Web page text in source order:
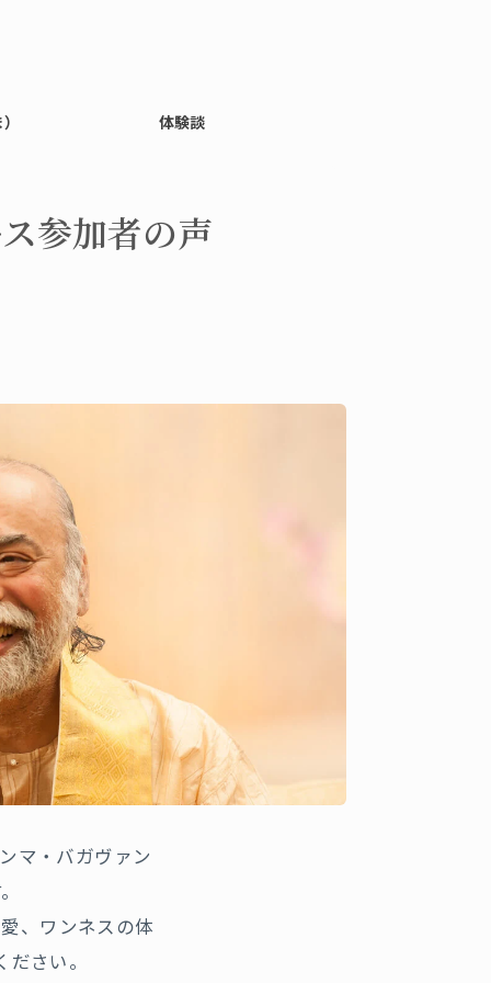
体験談
参加者の声
マ・バガヴァン
、ワンネスの体
さい。